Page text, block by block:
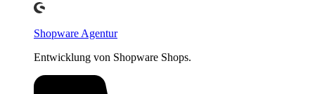
Shopware Agentur
Entwicklung von Shopware Shops.